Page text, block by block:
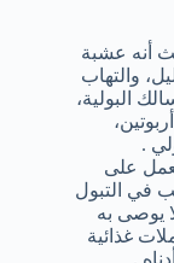
أنه عشبة
والتهاب
البولية،
.
على
في التبول
يوصى به
غذائية
.